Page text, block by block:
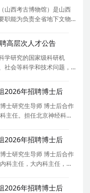
山西考古博物馆）是山西
职能为负责全省地下文物
中华五千年文明实证、
科
高层次人才公告
学研究的国家级科研机
社会等科学和技术问题，
重点聚焦草种质资源收
培研
2026年招聘博士后
士研究生导师 博士后合作
主任。担任北京神经科学
科分会副主任委员、北
2026年招聘博士后
士研究生导师 博士后合作
科主任，大内科主任，内
员，中国人体健康科技
2026年招聘博士后